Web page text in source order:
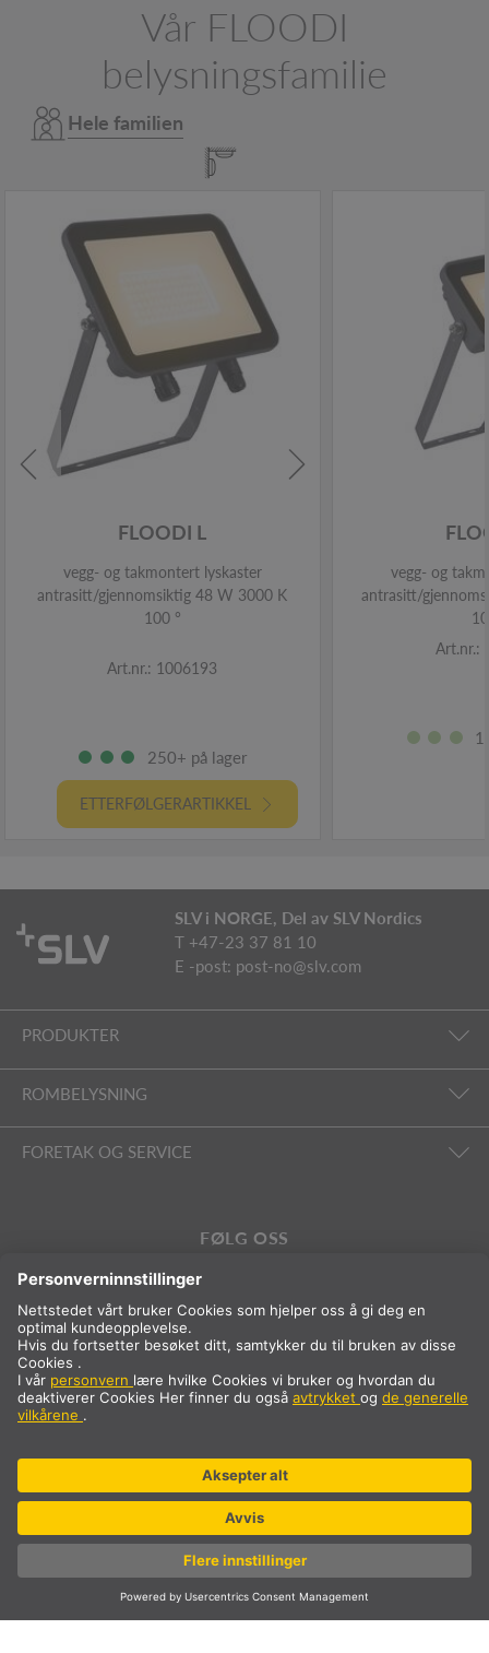
Vår FLOODI
belysningsfamilie
Hele familien
FLOODI L
vegg- og takmontert lyskaster
antrasitt/gjennomsiktig 48 W 3000 K
100 °
Art.nr.: 1006193
250+ på lager
ETTERFØLGERARTIKKEL
vegg- og
antrasitt/
Art.nr.:
SLV i NORGE, Del av SLV Nordics
T +47-23 37 81 10
E -post: post-no@slv.com
PRODUKTER
ROMBELYSNING
FORETAK OG SERVICE
FØLG OSS
NB
Norge
* Prisen er eksklusive MVA og frakt, som legges til ved kjøp.
© SLV Germany 2026. All rights reserved
Innstillinger for informasjonskapsler
Personvern